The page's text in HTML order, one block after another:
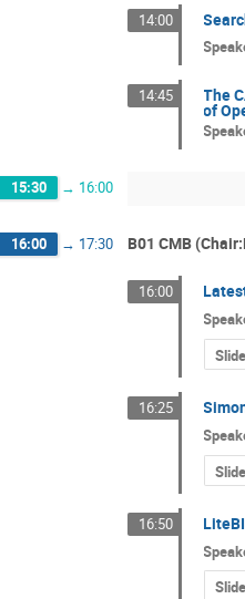
14:00
14:45 The
of
15:30 → 16:00
16:00 → 17:30 B01 CMB
16:00
16:25
16:50